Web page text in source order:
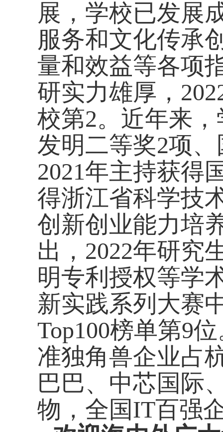
展，学校已发展
服务和文化传承
量和效益等各项
研实力雄厚，
校第2。近年来
发明二等奖2项、
2021年主持获得
得浙江省科学技
创新创业能力培
出， 2022年研究
明专利授权等学
新实践系列大赛
Top100榜单第9位
准独角兽企业占
巴巴、中芯国际
物，全国IT百强